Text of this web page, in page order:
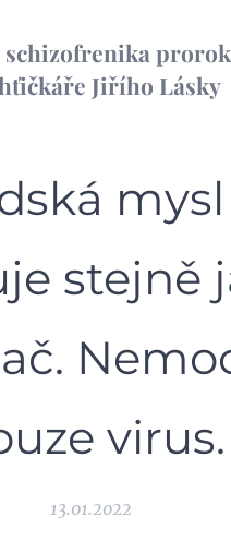
schizofrenika
Jiřího Lásky
mysl
stejně
virus.
13.01.2022